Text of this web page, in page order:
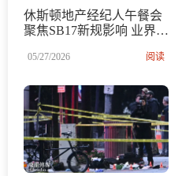
休斯顿地产经纪人午餐会
聚焦SB17新规影响 业界探
05/27/2026 阅读